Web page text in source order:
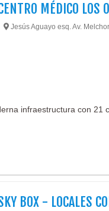
MÉDICO LOS
Jesús Aguayo esq. Av.
infraestructura con 21
BOX - LOCALES